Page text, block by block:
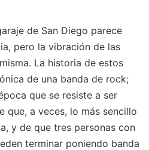
de San Diego parece
pero la vibración de las
La historia de estos
de una banda de rock;
que se resiste a ser
que, a veces, lo más sencillo
y de que tres personas con
terminar poniendo banda